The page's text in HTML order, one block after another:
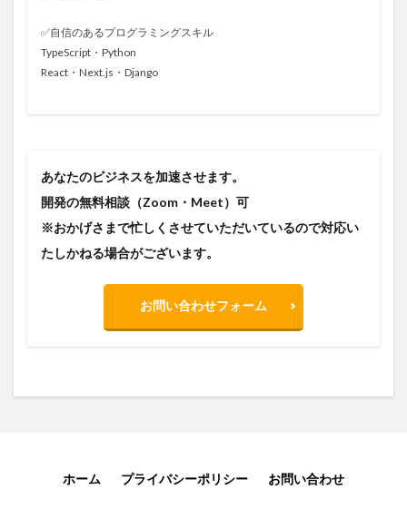
✅自信のあるプログラミングスキル
TypeScript・Python
React・Next.js・Django
あなたのビジネスを加速させます。
開発の無料相談（Zoom・Meet）可
※おかげさまで忙しくさせていただいているので対応い
たしかねる場合がございます。
お問い合わせフォーム
ホーム プライバシーポリシー お問い合わせ